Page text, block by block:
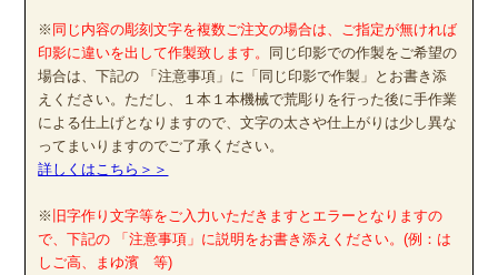
※ 同じ内容の彫刻文字を複数ご注文の場合は、ご指定が無ければ
印影に違いを出して作製致します。 同じ印影での作製をご希望の
場合は、下記の 「注意事項」に「同じ印影で作製」とお書き添
えください。ただし、１本１本機械で荒彫りを行った後に手作業
による仕上げとなりますので、文字の太さや仕上がりは少し異な
ってまいりますのでご了承ください。
詳しくはこちら＞＞
※ 旧字作り文字等をご入力いただきますとエラーとなりますの
で、下記の 「注意事項」に説明をお書き添えください。(例：は
しご高、まゆ濱 等)